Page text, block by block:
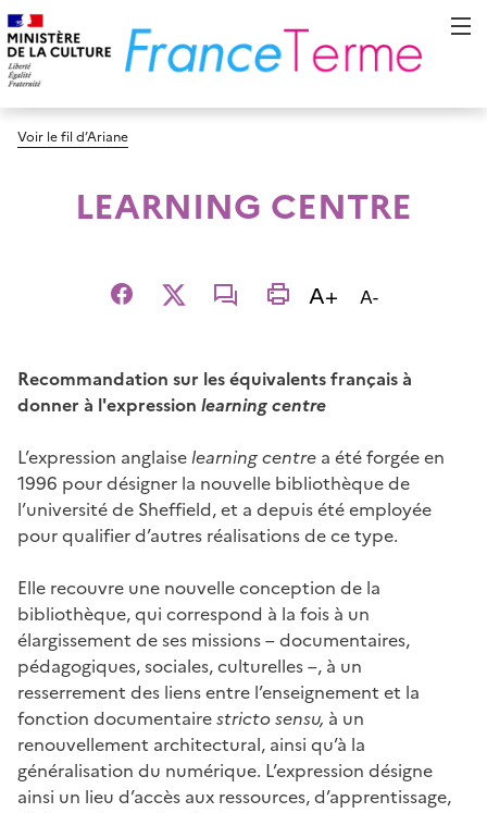
Voir le fil d’Ariane
LEARNING CENTRE
Facebook
X email imprimer
A+ Augmenter
A-Diminuer la
Recommandation sur les équivalents français à
donner à l'expression learning centre
L’expression anglaise learning centre a été forgée en
1996 pour désigner la nouvelle bibliothèque de
l’université de Sheffield, et a depuis été employée
pour qualifier d’autres réalisations de ce type.
Elle recouvre une nouvelle conception de la
bibliothèque, qui correspond à la fois à un
élargissement de ses missions – documentaires,
pédagogiques, sociales, culturelles –, à un
resserrement des liens entre l’enseignement et la
fonction documentairestricto sensu, à un
renouvellement architectural, ainsi qu’à la
généralisation du numérique. L’expression désigne
ainsi un lieu d’accès aux ressources, d’apprentissage,